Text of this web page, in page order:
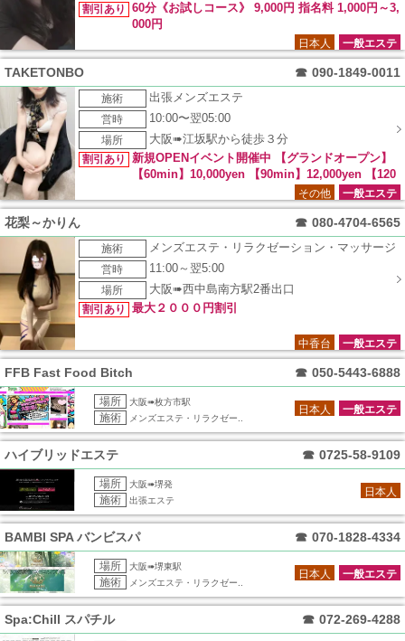
割引あり
60分《お試しコース》 9,000円 指名料 1,000円～3,
000円
一般エステ
日本人
TAKETONBO ☎ 090-1849-0011
施術
出張メンズエステ
営時
10:00〜翌05:00
場所
大阪➠江坂駅から徒歩３分
割引あり
新規OPENイベント開催中 【グランドオープン】
【60min】10,000yen 【90min】12,000yen 【120
min】16,000yen 【150min】21,000yen 【180min】26,000ye
n
一般エステ
その他
花梨～かりん ☎ 080-4704-6565
施術
メンズエステ・リラクゼーション・マッサージ
営時
11:00～翌5:00
場所
大阪➠西中島南方駅2番出口
割引あり
最大２０００円割引
一般エステ
中香台
FFB Fast Food Bitch ☎ 050-5443-6888
場所 大阪➠枚方市駅
施術 メンズエステ・リラクゼー..
一般エステ
日本人
ハイブリッドエステ ☎ 0725-58-9109
場所 大阪➠堺発
施術 出張エステ
日本人
BAMBI SPA バンビスパ ☎ 070-1828-4334
場所 大阪➠堺東駅
施術 メンズエステ・リラクゼー..
一般エステ
日本人
Spa:Chill スパチル ☎ 072-269-4288